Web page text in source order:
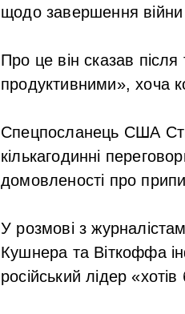
щодо завершення війни
Про це він сказав
продуктивними», хоча
Спецпосланець США
кількагодинні
домовленості про
У розмові з
Кушнера та Віткоффа
російський лідер